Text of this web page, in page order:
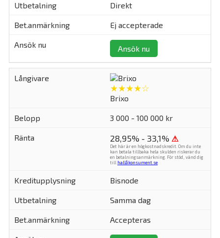
Direkt
Ej accepterade
Ansök nu
★★★★☆
Brixo
3 000 - 100 000 kr
28,95% - 33,1% ⚠
Det här är en högkostnadskredit. Om du inte
kan betala tillbaka hela skulden riskerar du
en betalningsanmärkning. För stöd, vänd dig
till hallåkonsument.se
Bisnode
Samma dag
Accepteras